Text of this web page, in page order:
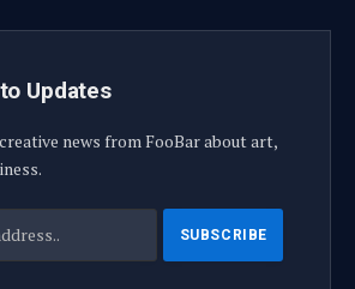
Updates
news from FooBar about art,